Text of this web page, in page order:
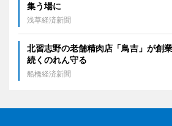
集う場に
浅草経済新聞
北習志野の老舗精肉店「鳥吉」が創
続くのれん守る
船橋経済新聞